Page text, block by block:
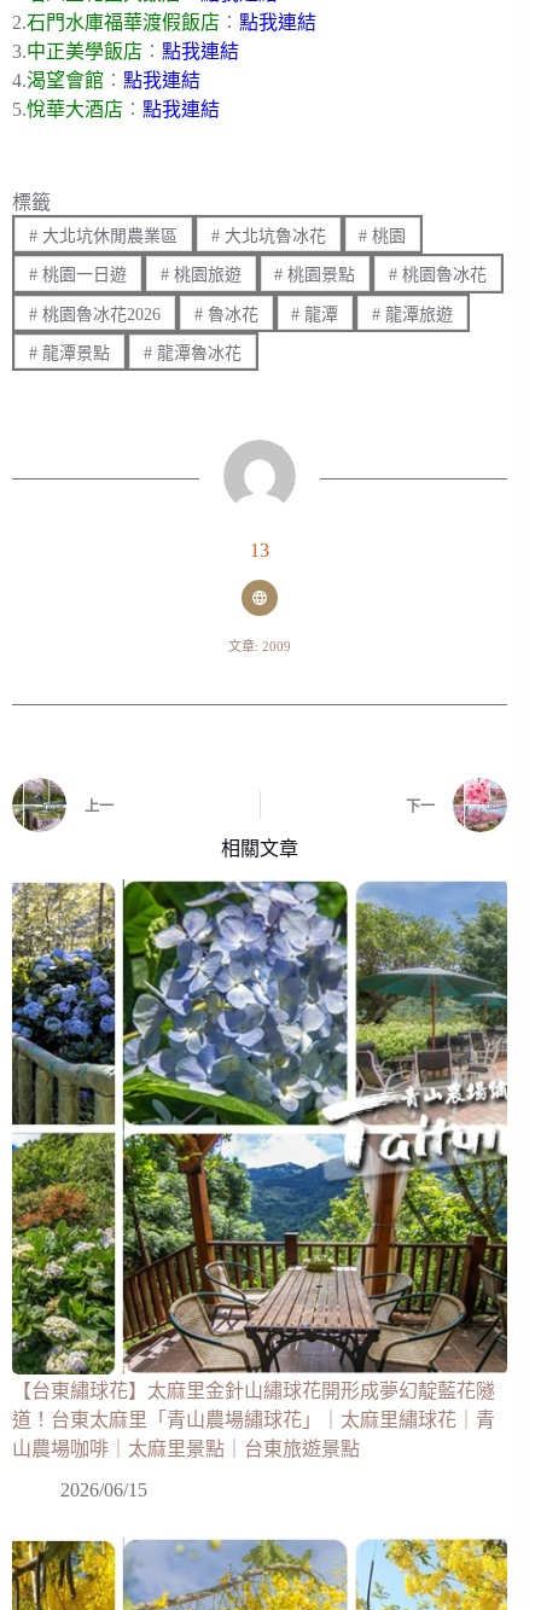
2.石門水庫福華渡假飯店 ︰ 點我連結
3.中正美學飯店 ︰ 點我連結
4.渴望會館 ︰ 點我連結
5.悅華大酒店 ︰ 點我連結
標籤
#大北坑休閒農業區 #大北坑魯冰花 # 桃園
#桃園一日遊 #桃園旅遊 # 桃園景點 # 桃園魯冰花
#桃園魯冰花2026 #魯冰花 # 龍潭 # 龍潭旅遊
#龍潭景點 #龍潭魯冰花
13
文章: 2009
上一 下一
相關文章
【台東繡球花】太麻里金針山繡球花開形成夢幻靛藍花隧
道！台東太麻里「青山農場繡球花」｜太麻里繡球花｜青
山農場咖啡｜太麻里景點｜台東旅遊景點
2026/06/15